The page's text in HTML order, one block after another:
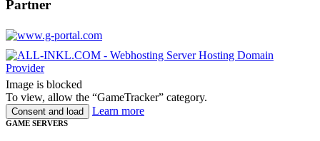
Partner
Image is blocked
To view, allow the “GameTracker” category.
Consent and load Learn more
GAME SERVERS